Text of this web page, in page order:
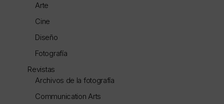
Arte
Cine
Diseño
Fotografía
Revistas
Archivos de la fotografía
Communication Arts